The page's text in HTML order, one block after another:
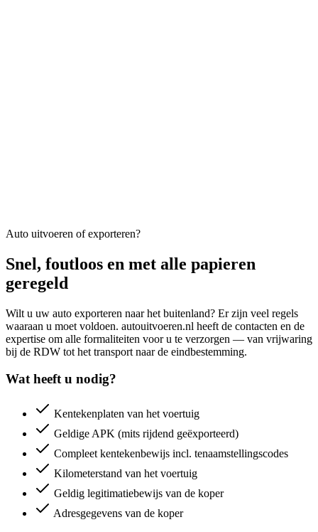
Auto uitvoeren of exporteren?
Snel, foutloos en met alle papieren
geregeld
Wilt u uw auto exporteren naar het buitenland? Er zijn veel regels
waaraan u moet voldoen. autouitvoeren.nl heeft de contacten en de
expertise om alle formaliteiten voor u te verzorgen — van vrijwaring
bij de RDW tot het transport naar de eindbestemming.
Wat heeft u nodig?
Kentekenplaten van het voertuig
Geldige APK (mits rijdend geëxporteerd)
Compleet kentekenbewijs incl. tenaamstellingscodes
Kilometerstand van het voertuig
Geldig legitimatiebewijs van de koper
Adresgegevens van de koper